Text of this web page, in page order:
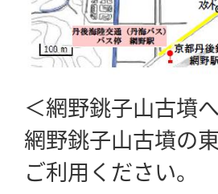
＜網野銚子山古墳
網野銚子山古墳の
ご利用ください。